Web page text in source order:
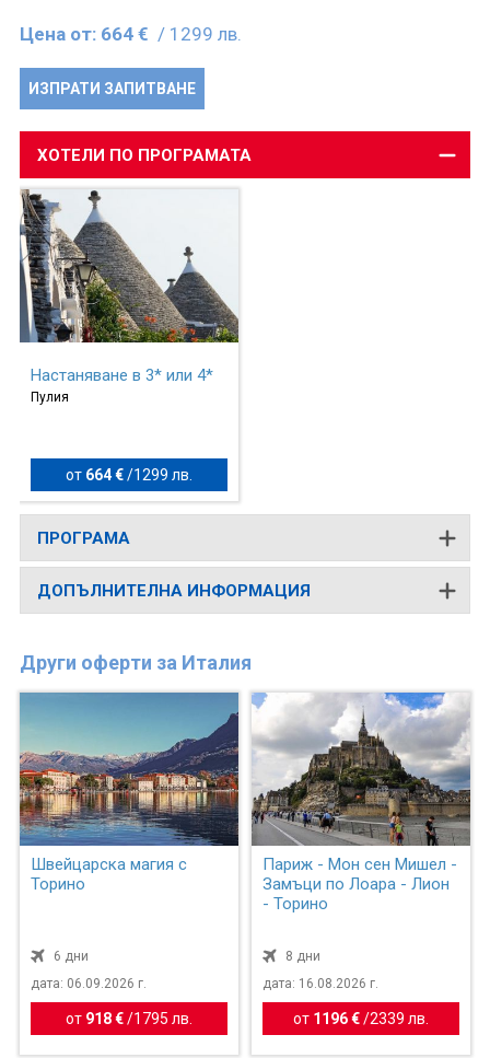
Цена от: 664 € / 1299 лв.
ИЗПРАТИ ЗАПИТВАНЕ
ХОТЕЛИ ПО ПРОГРАМАТА
Настаняване в 3* или 4*
Пулия
от 664 € / 1299 лв.
ПРОГРАМА
ДОПЪЛНИТЕЛНА ИНФОРМАЦИЯ
Други оферти за Италия
Швейцарска магия с
Торино
6 дни
дата: 06.09.2026 г.
от 918 € / 1795 лв.
Париж - Мон сен Мишел -
Замъци по Лоара - Лион
- Торино
8 дни
дата: 16.08.2026 г.
от 1196 €/2339 лв.